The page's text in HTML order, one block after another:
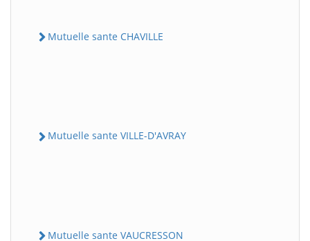
Mutuelle sante CHAVILLE
Mutuelle sante VILLE-D'AVRAY
Mutuelle sante VAUCRESSON